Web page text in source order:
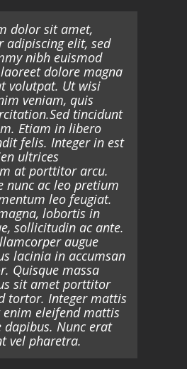
dolor sit amet,
adipiscing elit, sed
nibh euismod
dolore magna
volutpat. Ut wisi
veniam, quis
tincidunt
Etiam in libero
felis. Integer in est
ultrices
at porttitor arcu.
nunc ac leo pretium
leo feugiat.
lobortis in
sollicitudin ac ante.
augue
lacinia in accumsan
Quisque massa
sit amet porttitor
tortor. Integer mattis
eleifend mattis
dapibus. Nunc erat
vel pharetra.